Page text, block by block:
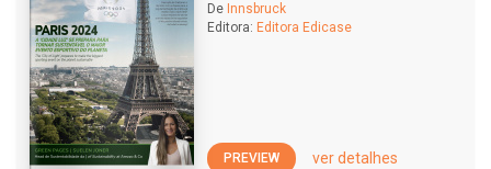
De Innsbruck
Editora: Editora Edicase
PREVIEW ver detalhes